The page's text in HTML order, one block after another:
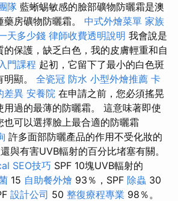
隊 藍蜥蜴敏感的臉部礦物防曬霜是澳
房礦物防曬霜。 中式外燴菜單 家族
天多少錢 律師收費透明說明 我會說是
保護，缺乏白色，我的皮膚輕重和自
門課程 起初，它留下了最小的白色斑
顯。 全瓷冠 防水 小型外燴推薦 卡
差異 安養院 在申請之前，您必須搖晃
用過的最薄的防曬霜。 這意味著即使
也可以選擇臉上最合適的防曬霜
許多面部防曬產品的作用不受化妝的
與有害UVB輻射的百分比堵塞有關。
SEO技巧 SPF 10塊UVB輻射的
15 自助餐外燴 93％，SPF 除蟲 30
設計公司 50 整復療程專業 98％。